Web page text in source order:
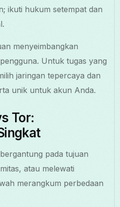
ikuti hukum setempat dan
menyeimbangkan
Untuk tugas yang
jaringan tepercaya dan
unik untuk akun Anda.
Tor:
pada tujuan
atau melewati
merangkum perbedaan